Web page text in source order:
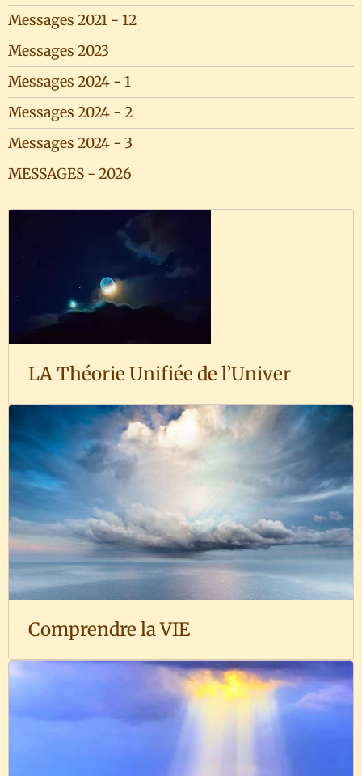
Messages 2021 - 12
Messages 2023
Messages 2024 - 1
Messages 2024 - 2
Messages 2024 - 3
MESSAGES - 2026
LA Théorie Unifiée de l’Univer
Comprendre la VIE